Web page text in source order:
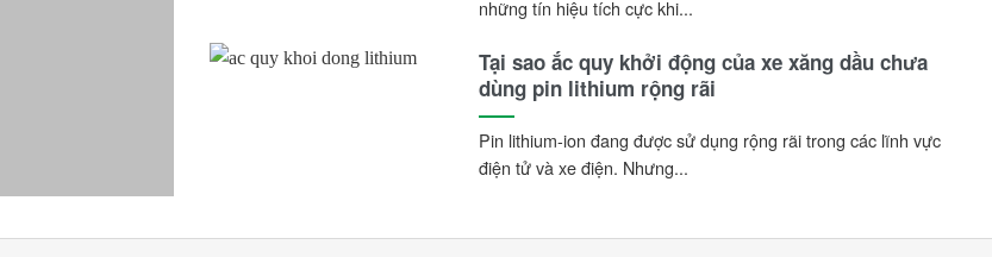
những tín hiệu tích cực khi...
Tại sao ắc quy khởi động của xe xăng dầu chưa
dùng pin lithium rộng rãi
Pin lithium-ion đang được sử dụng rộng rãi trong các lĩnh vực
điện tử và xe điện. Nhưng...